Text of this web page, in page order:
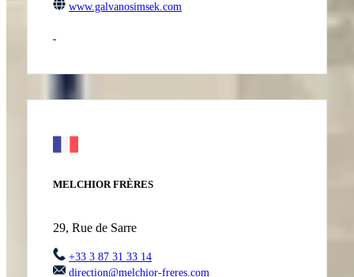
www.galvanosimsek.com
MELCHIOR FRÈRES
29, Rue de Sarre
+33 3 87 31 33 14
direction@melchior-freres.com